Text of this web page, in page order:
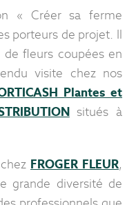
« Créer sa ferme
porteurs de projet. Il
fleurs coupées en
visite chez nos
Plantes et
situés à
FROGER FLEUR,
grande diversité de